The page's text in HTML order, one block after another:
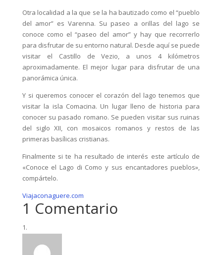
Otra localidad a la que se la ha bautizado como el “pueblo
del amor” es Varenna. Su paseo a orillas del lago se
conoce como el “paseo del amor” y hay que recorrerlo
para disfrutar de su entorno natural. Desde aquí se puede
visitar el Castillo de Vezio, a unos 4 kilómetros
aproximadamente. El mejor lugar para disfrutar de una
panorámica única.
Y si queremos conocer el corazón del lago tenemos que
visitar la isla Comacina. Un lugar lleno de historia para
conocer su pasado romano. Se pueden visitar sus ruinas
del siglo XII, con mosaicos romanos y restos de las
primeras basílicas cristianas.
Finalmente si te ha resultado de interés este artículo de
«Conoce el Lago di Como y sus encantadores pueblos»,
compártelo.
Viajaconaguere.com
1 Comentario